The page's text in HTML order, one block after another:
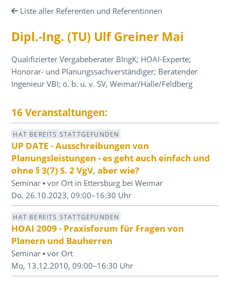
Liste aller Referenten und Referentinnen
Dipl.-Ing. (TU) Ulf Greiner Mai
Qualifizierter Vergabeberater BIngK; HOAI-Experte;
Honorar- und Planungssachverständiger; Beratender
Ingenieur VBI; ö. b. u. v. SV, Weimar/Halle/Feldberg
16 Veranstaltungen:
HAT BEREITS STATTGEFUNDEN
UP DATE - Ausschreibungen von
Planungsleistungen - es geht auch einfach und
ohne § 3(7) S. 2 VgV, aber wie?
Seminar ▪ vor Ort in Ettersburg bei Weimar
Do, 26.10.2023, 09:00–16:30 Uhr
HAT BEREITS STATTGEFUNDEN
HOAI 2009 - Praxisforum für Fragen von
Planern und Bauherren
Seminar ▪ vor Ort
Mo, 13.12.2010, 09:00–16:30 Uhr